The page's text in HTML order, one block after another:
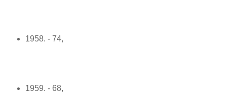
1958. - 74,
1959. - 68,